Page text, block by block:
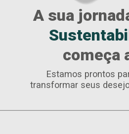
A sua
começa
Estamos prontos
transformar seus